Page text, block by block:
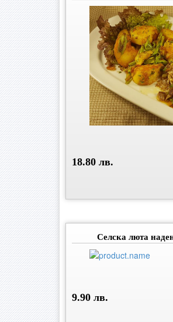
18.80 лв.
Селска люта
9.90 лв.